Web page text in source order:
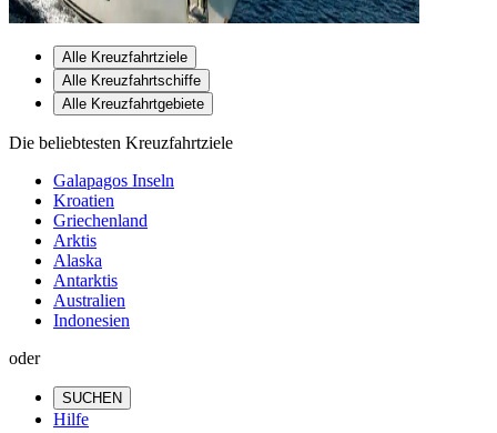
Alle Kreuzfahrtziele
Alle Kreuzfahrtschiffe
Alle Kreuzfahrtgebiete
Die beliebtesten Kreuzfahrtziele
Galapagos Inseln
Kroatien
Griechenland
Arktis
Alaska
Antarktis
Australien
Indonesien
oder
SUCHEN
Hilfe